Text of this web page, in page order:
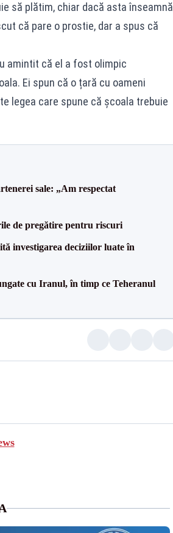
să plătim, chiar dacă asta înseamnă
că pare o prostie, dar a spus că
amintit că el a fost olimpic
Ei spun că o țară cu oameni
legea care spune că școala trebuie
sale: „Am respectat
de pregătire pentru riscuri
investigarea deciziilor luate în
cu Iranul, în timp ce Teheranul